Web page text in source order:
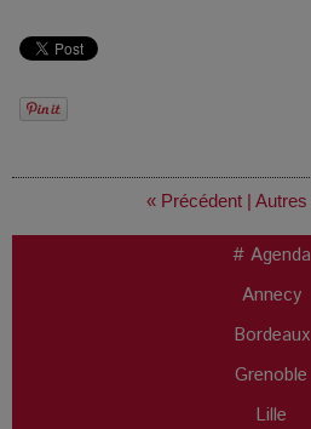
« Précédent | Autres
# Agenda
Annecy
Bordeaux
Grenoble
Lille